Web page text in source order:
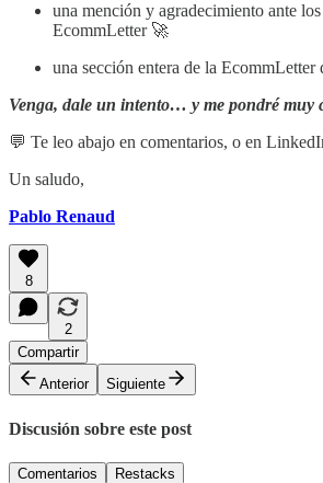
una mención y agradecimiento ante
EcommLetter 🚀
una sección entera de la EcommLetter
Venga, dale un intento… y me pondré muy
💬 Te leo abajo en comentarios, o en
Un saludo,
Pablo Renaud
8
2
Compartir
Anterior
Siguiente
Discusión sobre este post
Comentarios Restacks